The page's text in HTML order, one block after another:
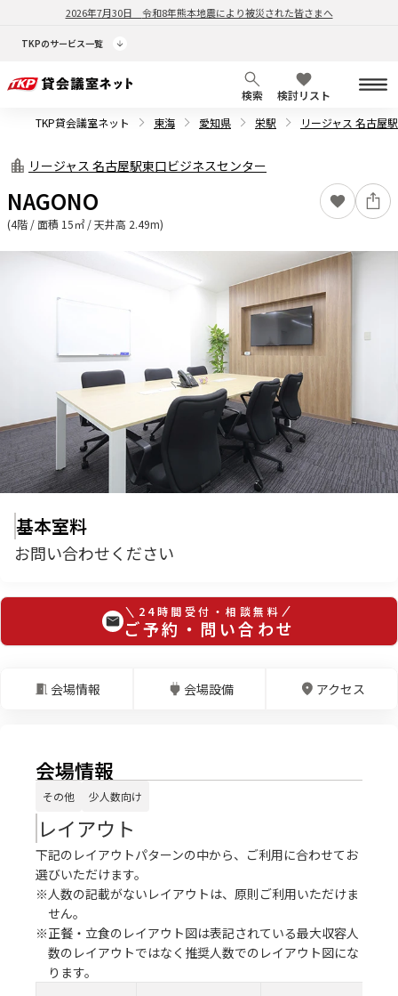
2026年7月30日 令和8年熊本地震により被災された皆さまへ
TKPのサービス一覧
検索
検討リスト
TKP貸会議室ネット
東海 愛知県 栄駅 リージャス 名古屋
リージャス 名古屋駅東口ビジネスセンター
NAGONO
(4階 / 面積 15㎡ / 天井高 2.49m)
基本室料
お問い合わせください
24時間受付・相談無料
ご予約・問い合わせ
会場情報 会場設備 アクセス
会場情報
その他 少人数向け
レイアウト
下記のレイアウトパターンの中から、ご利用に合わせてお
選びいただけます。
※人数の記載がないレイアウトは、原則ご利用いただけま
せん。
※正餐・立食のレイアウト図は表記されている最大収容人
数のレイアウトではなく推奨人数でのレイアウト図にな
ります。